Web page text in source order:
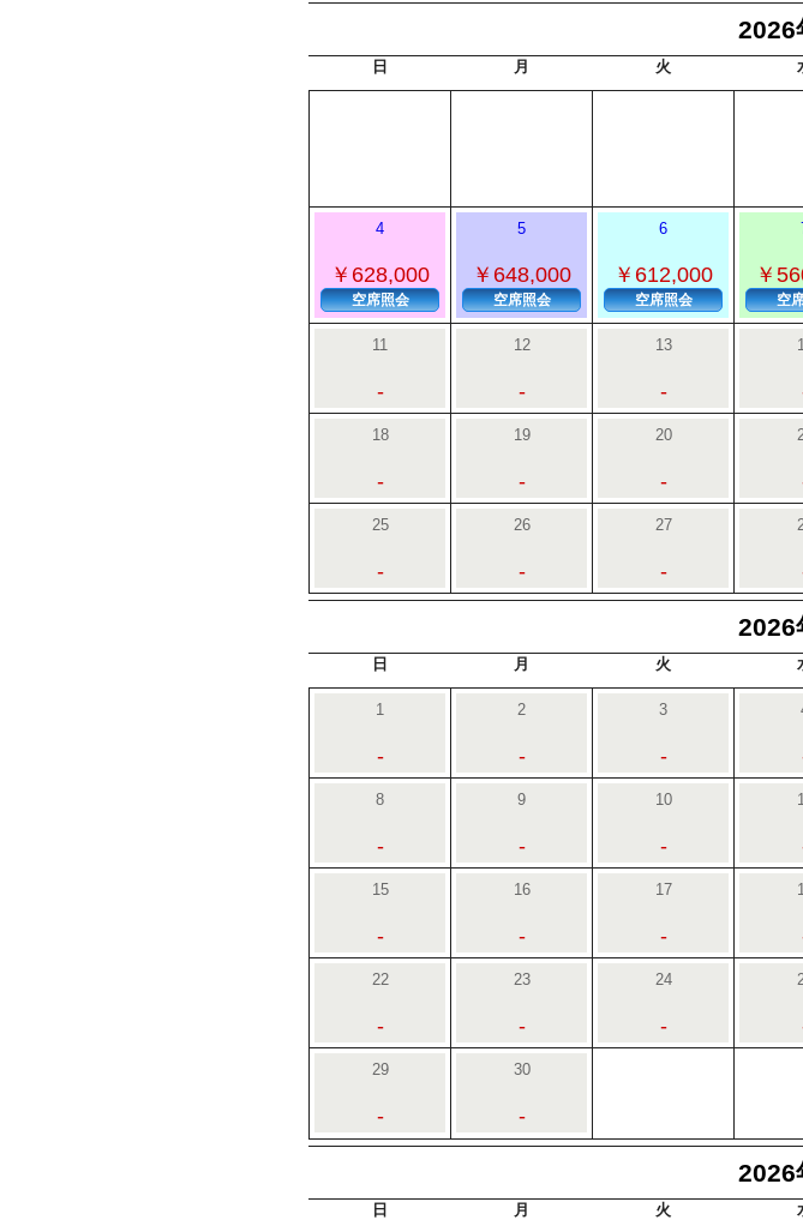
2026
日 月 火
4
￥628,000
空席照会
5
￥648,000
空席照会
6
￥612,000
空席照会
￥
空
11
-
12
-
13
-
18
-
19
-
20
-
25
-
26
-
27
-
2026
日 月 火
1
-
2
-
3
-
8
-
9
-
10
-
15
-
16
-
17
-
22
-
23
-
24
-
29
-
30
-
2026
日 月 火